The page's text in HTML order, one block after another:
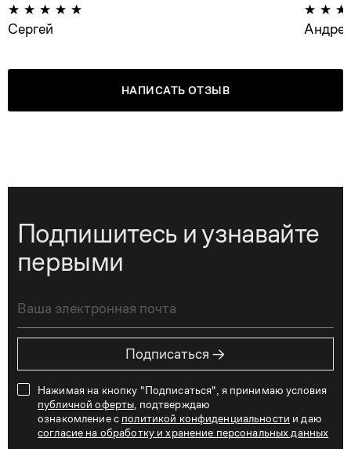
Сергей
НАПИСАТЬ ОТЗЫВ
Подпишитесь и узнавайте
первыми
Подписаться →
Нажимая на кнопку "Подписаться", я принимаю условия
публичной оферты , подтверждаю
ознакомление с политикой конфиденциальности и даю
согласие на обработку и хранение персональных данных